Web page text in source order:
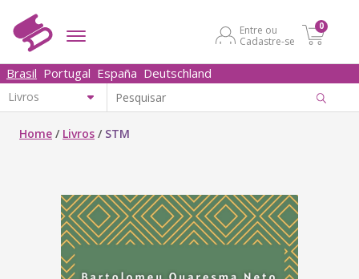
Entre ou
Cadastre-se
0
Brasil Portugal España Deutschland
Home / Livros / STM